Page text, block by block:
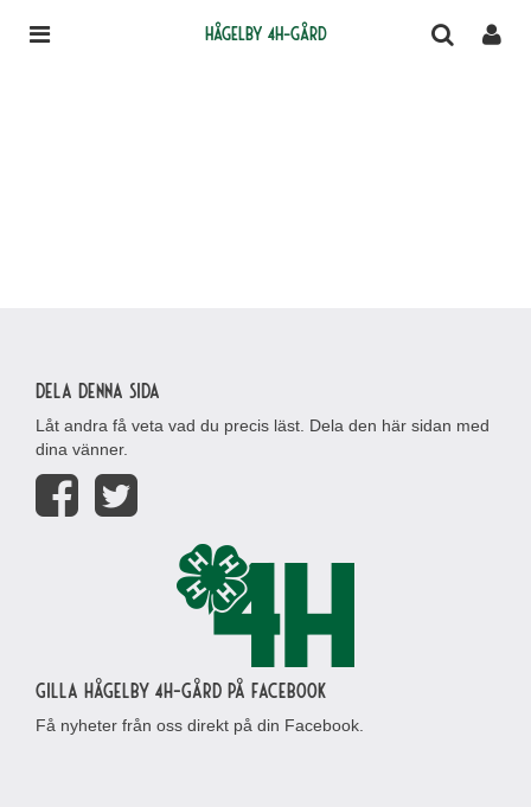
Hågelby 4H-gård
Dela denna sida
Låt andra få veta vad du precis läst. Dela den här sidan med
dina vänner.
Gilla Hågelby 4H-gård på Facebook
Få nyheter från oss direkt på din Facebook.